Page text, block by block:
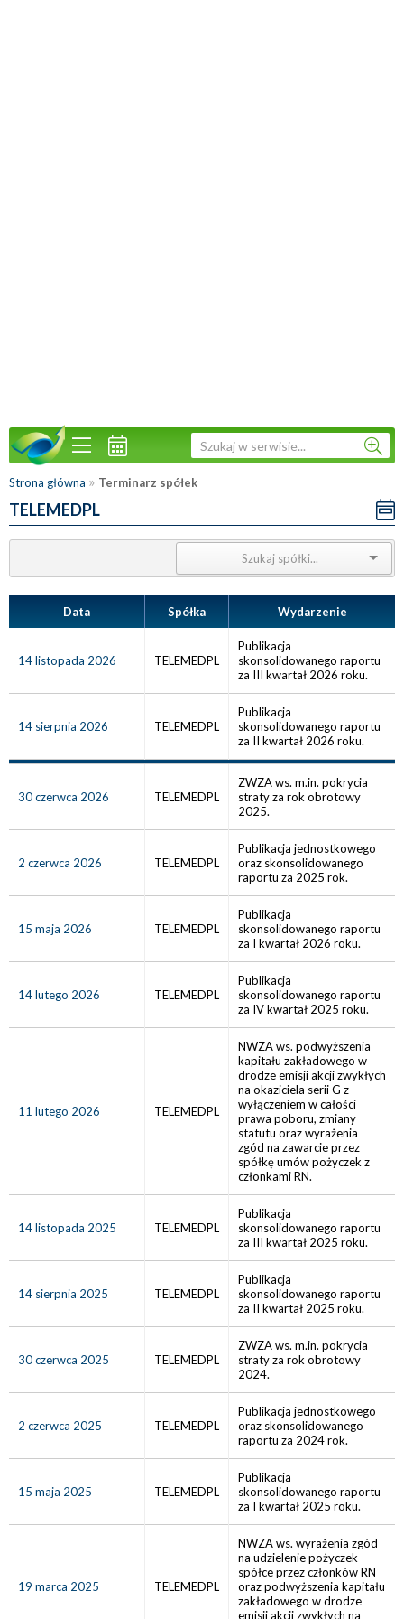
Strona główna » Terminarz spółek
TELEMEDPL
Data Spółka Wydarzenie
14 listopada 2026 TELEMEDPL
Publikacja
skonsolidowanego raportu
za III kwartał 2026 roku.
14 sierpnia 2026 TELEMEDPL
Publikacja
skonsolidowanego raportu
za II kwartał 2026 roku.
30 czerwca 2026 TELEMEDPL
ZWZA ws. m.in. pokrycia
straty za rok obrotowy
2025.
2 czerwca 2026 TELEMEDPL
Publikacja jednostkowego
oraz skonsolidowanego
raportu za 2025 rok.
15 maja 2026 TELEMEDPL
Publikacja
skonsolidowanego raportu
za I kwartał 2026 roku.
14 lutego 2026 TELEMEDPL
Publikacja
skonsolidowanego raportu
za IV kwartał 2025 roku.
11 lutego 2026 TELEMEDPL
NWZA ws. podwyższenia
kapitału zakładowego w
drodze emisji akcji zwykłych
na okaziciela serii G z
wyłączeniem w całości
prawa poboru, zmiany
statutu oraz wyrażenia
zgód na zawarcie przez
spółkę umów pożyczek z
członkami RN.
14 listopada 2025 TELEMEDPL
Publikacja
skonsolidowanego raportu
za III kwartał 2025 roku.
14 sierpnia 2025 TELEMEDPL
Publikacja
skonsolidowanego raportu
za II kwartał 2025 roku.
30 czerwca 2025 TELEMEDPL
ZWZA ws. m.in. pokrycia
straty za rok obrotowy
2024.
2 czerwca 2025 TELEMEDPL
Publikacja jednostkowego
oraz skonsolidowanego
raportu za 2024 rok.
15 maja 2025 TELEMEDPL
Publikacja
skonsolidowanego raportu
za I kwartał 2025 roku.
19 marca 2025 TELEMEDPL
NWZA ws. wyrażenia zgód
na udzielenie pożyczek
spółce przez członków RN
oraz podwyższenia kapitału
zakładowego w drodze
emisji akcji zwykłych na